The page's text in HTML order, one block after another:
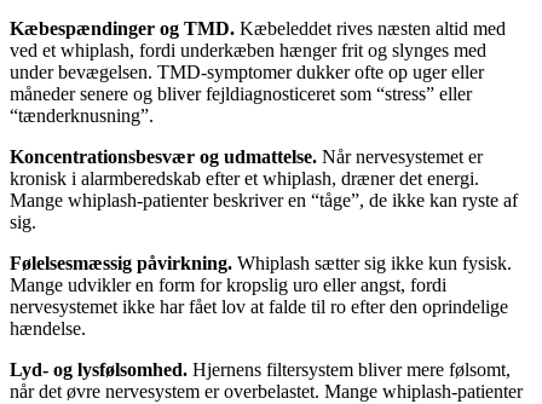
Kæbespændinger og TMD. Kæbeleddet rives næsten altid med
ved et whiplash, fordi underkæben hænger frit og slynges med
under bevægelsen. TMD-symptomer dukker ofte op uger eller
måneder senere og bliver fejldiagnosticeret som “stress” eller
“tænderknusning”.
Koncentrationsbesvær og udmattelse. Når nervesystemet er
kronisk i alarmberedskab efter et whiplash, dræner det energi.
Mange whiplash-patienter beskriver en “tåge”, de ikke kan ryste af
sig.
Følelsesmæssig påvirkning. Whiplash sætter sig ikke kun fysisk.
Mange udvikler en form for kropslig uro eller angst, fordi
nervesystemet ikke har fået lov at falde til ro efter den oprindelige
hændelse.
Lyd- og lysfølsomhed. Hjernens filtersystem bliver mere følsomt,
når det øvre nervesystem er overbelastet. Mange whiplash-patienter